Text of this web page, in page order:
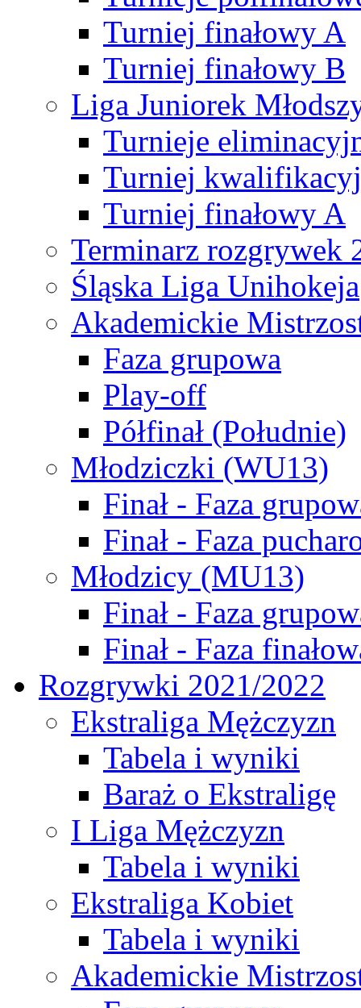
Turniej finałowy A
Turniej finałowy B
Liga Juniorek
Turnieje
Turniej
Turniej finałowy A
Terminarz rozgrywek
Śląska Liga Unihokeja
Akademickie
Faza grupowa
Play-off
Półfinał (Południe)
Młodziczki (WU13)
Finał - Faza
Finał - Faza
Młodzicy (MU13)
Finał - Faza
Finał - Faza
Rozgrywki 2021/2022
Ekstraliga Mężczyzn
Tabela i wyniki
Baraż o Ekstraligę
I Liga Mężczyzn
Tabela i wyniki
Ekstraliga Kobiet
Tabela i wyniki
Akademickie